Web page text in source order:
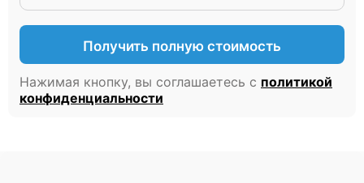
Получить полную стоимость
Нажимая кнопку, вы соглашаетесь с политикой
конфиденциальности